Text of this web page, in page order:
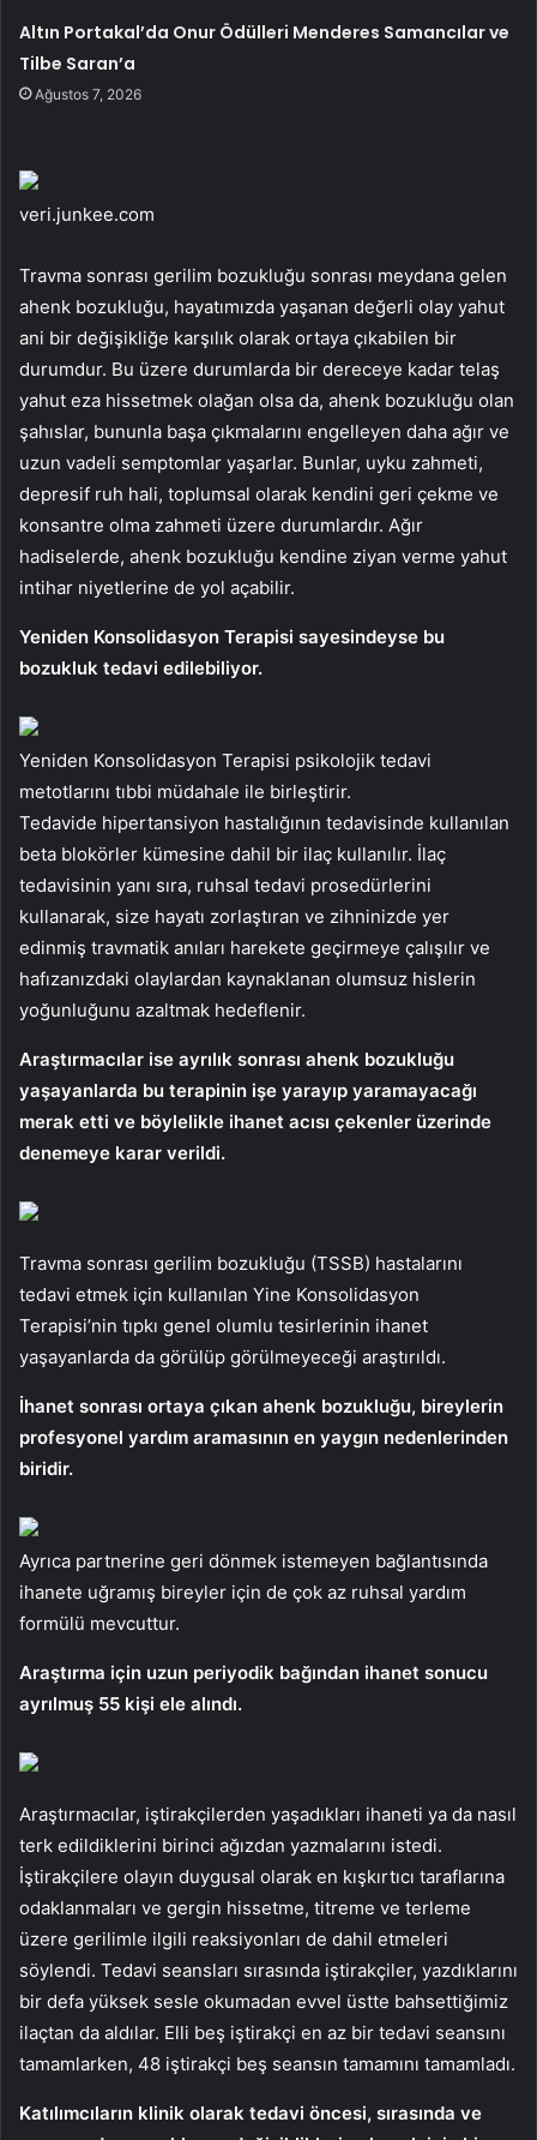
Altın Portakal’da Onur Ödülleri Menderes Samancılar ve
Tilbe Saran’a
Ağustos 7, 2026
veri.junkee.com
Travma sonrası gerilim bozukluğu sonrası meydana gelen
ahenk bozukluğu, hayatımızda yaşanan değerli olay yahut
ani bir değişikliğe karşılık olarak ortaya çıkabilen bir
durumdur. Bu üzere durumlarda bir dereceye kadar telaş
yahut eza hissetmek olağan olsa da, ahenk bozukluğu olan
şahıslar, bununla başa çıkmalarını engelleyen daha ağır ve
uzun vadeli semptomlar yaşarlar. Bunlar, uyku zahmeti,
depresif ruh hali, toplumsal olarak kendini geri çekme ve
konsantre olma zahmeti üzere durumlardır. Ağır
hadiselerde, ahenk bozukluğu kendine ziyan verme yahut
intihar niyetlerine de yol açabilir.
Yeniden Konsolidasyon Terapisi sayesindeyse bu
bozukluk tedavi edilebiliyor.
Yeniden Konsolidasyon Terapisi psikolojik tedavi
metotlarını tıbbi müdahale ile birleştirir.
Tedavide hipertansiyon hastalığının tedavisinde kullanılan
beta blokörler kümesine dahil bir ilaç kullanılır. İlaç
tedavisinin yanı sıra, ruhsal tedavi prosedürlerini
kullanarak, size hayatı zorlaştıran ve zihninizde yer
edinmiş travmatik anıları harekete geçirmeye çalışılır ve
hafızanızdaki olaylardan kaynaklanan olumsuz hislerin
yoğunluğunu azaltmak hedeflenir.
Araştırmacılar ise ayrılık sonrası ahenk bozukluğu
yaşayanlarda bu terapinin işe yarayıp yaramayacağı
merak etti ve böylelikle ihanet acısı çekenler üzerinde
denemeye karar verildi.
Travma sonrası gerilim bozukluğu (TSSB) hastalarını
tedavi etmek için kullanılan Yine Konsolidasyon
Terapisi’nin tıpkı genel olumlu tesirlerinin ihanet
yaşayanlarda da görülüp görülmeyeceği araştırıldı.
İhanet sonrası ortaya çıkan ahenk bozukluğu, bireylerin
profesyonel yardım aramasının en yaygın nedenlerinden
biridir.
Ayrıca partnerine geri dönmek istemeyen bağlantısında
ihanete uğramış bireyler için de çok az ruhsal yardım
formülü mevcuttur.
Araştırma için uzun periyodik bağından ihanet sonucu
ayrılmuş 55 kişi ele alındı.
Araştırmacılar, iştirakçilerden yaşadıkları ihaneti ya da nasıl
terk edildiklerini birinci ağızdan yazmalarını istedi.
İştirakçilere olayın duygusal olarak en kışkırtıcı taraflarına
odaklanmaları ve gergin hissetme, titreme ve terleme
üzere gerilimle ilgili reaksiyonları de dahil etmeleri
söylendi. Tedavi seansları sırasında iştirakçiler, yazdıklarını
bir defa yüksek sesle okumadan evvel üstte bahsettiğimiz
ilaçtan da aldılar. Elli beş iştirakçi en az bir tedavi seansını
tamamlarken, 48 iştirakçi beş seansın tamamını tamamladı.
Katılımcıların klinik olarak tedavi öncesi, sırasında ve